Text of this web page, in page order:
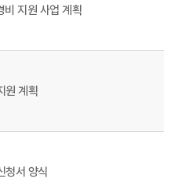
비 지원 사업 계획
원 계획
청서 양식